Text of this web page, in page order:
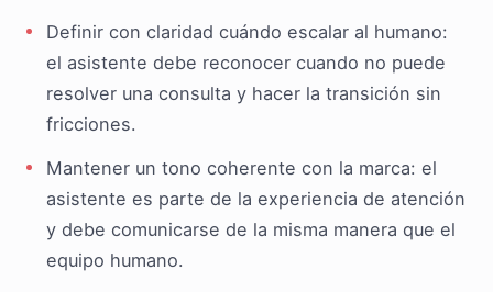
Definir con claridad cuándo escalar al humano:
el asistente debe reconocer cuando no puede
resolver una consulta y hacer la transición sin
fricciones.
Mantener un tono coherente con la marca: el
asistente es parte de la experiencia de atención
y debe comunicarse de la misma manera que el
equipo humano.